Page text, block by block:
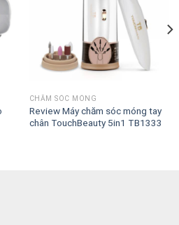
CHĂM SÓC MÓNG
Review Máy chăm sóc móng tay
chân TouchBeauty 5in1 TB1333